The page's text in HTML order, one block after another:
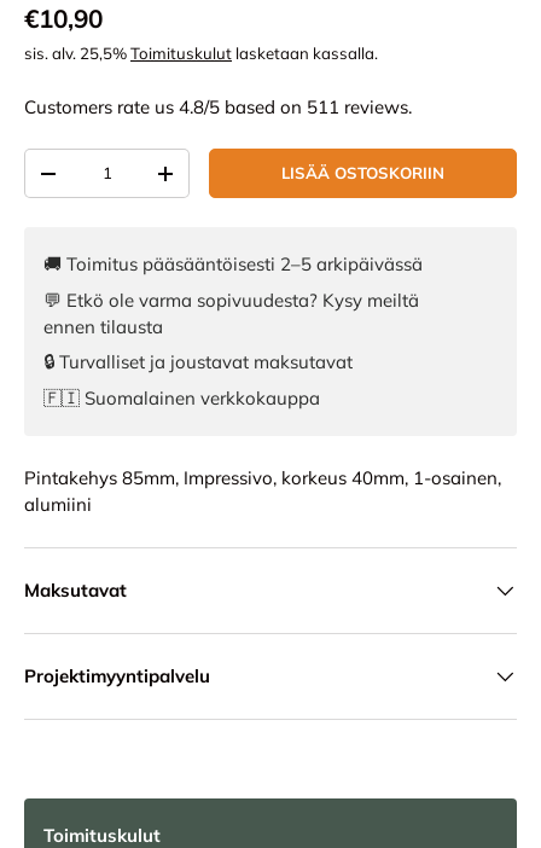
Normaali hinta
€10,90
sis. alv. 25,5%Toimituskulut lasketaan kassalla.
Customers rate us 4.8/5 based on 511 reviews.
VÄHENNÄ MÄÄRÄÄLISÄÄ MÄÄRÄÄLISÄÄ OSTOSKORIIN
🚚 Toimitus pääsääntöisesti 2–5 arkipäivässä
💬 Etkö ole varma sopivuudesta? Kysy meiltä
ennen tilausta
🔒 Turvalliset ja joustavat maksutavat
🇫🇮 Suomalainen verkkokauppa
Pintakehys 85mm, Impressivo, korkeus 40mm, 1-osainen,
alumiini
Maksutavat
Projektimyyntipalvelu
Toimituskulut